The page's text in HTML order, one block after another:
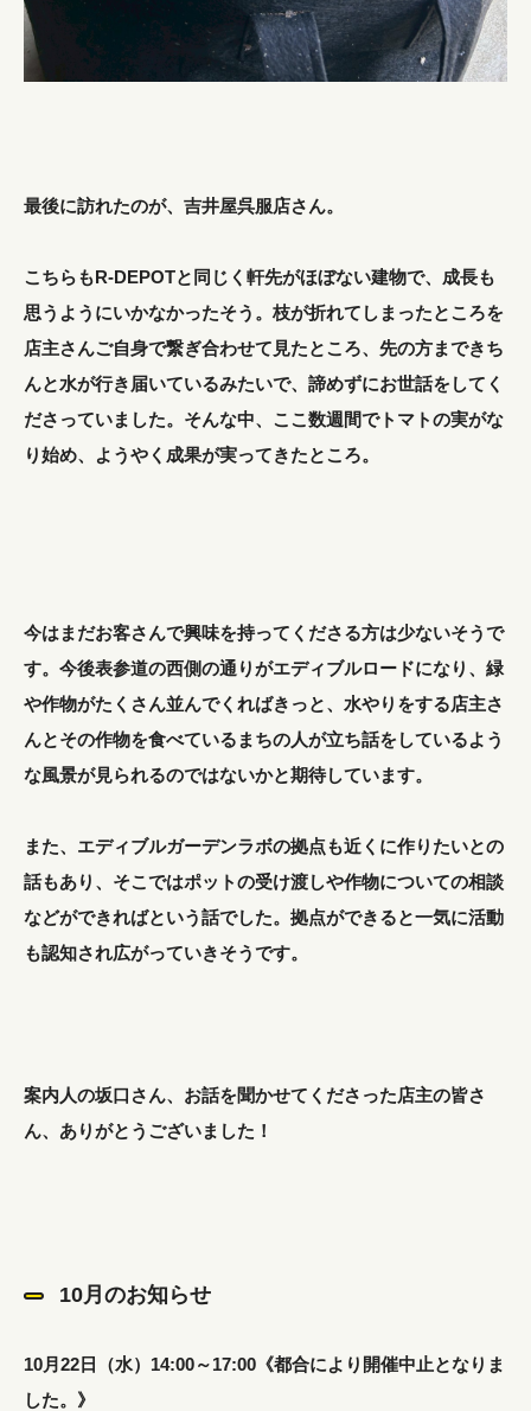
最後に訪れたのが、吉井屋呉服店さん。
こちらもR-DEPOTと同じく軒先がほぼない建物で、成長も
思うようにいかなかったそう。枝が折れてしまったところを
店主さんご自身で繋ぎ合わせて見たところ、先の方まできち
んと水が行き届いているみたいで、諦めずにお世話をしてく
ださっていました。そんな中、ここ数週間でトマトの実がな
り始め、ようやく成果が実ってきたところ。
今はまだお客さんで興味を持ってくださる方は少ないそうで
す。今後表参道の西側の通りがエディブルロードになり、緑
や作物がたくさん並んでくればきっと、水やりをする店主さ
んとその作物を食べているまちの人が立ち話をしているよう
な風景が見られるのではないかと期待しています。
また、エディブルガーデンラボの拠点も近くに作りたいとの
話もあり、そこではポットの受け渡しや作物についての相談
などができればという話でした。拠点ができると一気に活動
も認知され広がっていきそうです。
案内人の坂口さん、お話を聞かせてくださった店主の皆さ
ん、ありがとうございました！
10月のお知らせ
10月22日（水）14:00～17:00《都合により開催中止となりま
した。》